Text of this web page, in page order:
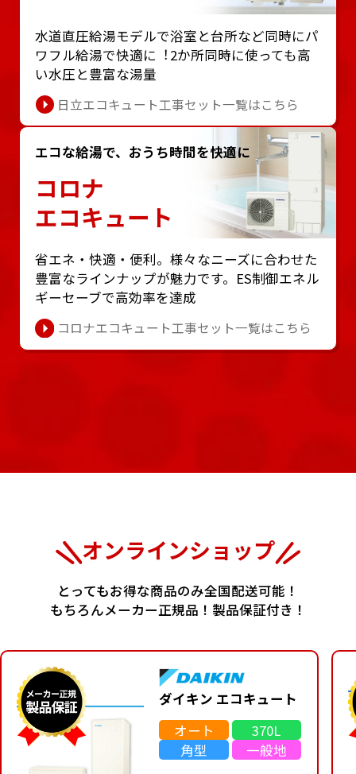
⽔道直圧給湯モデルで浴室と台所など同時にパ
ワフル給湯で快適に︕2か所同時に使っても⾼
い⽔圧と豊富な湯量
日立エコキュート工事セット一覧はこちら
エコな給湯で、おうち時間を快適に
コロナ
エコキュート
省エネ・快適・便利。様々なニーズに合わせた
豊富なラインナップが魅⼒です。ES制御エネル
ギーセーブで⾼効率を達成
コロナエコキュート工事セット一覧はこちら
オンラインショップ
とってもお得な商品のみ全国配送可能！
もちろんメーカー正規品！製品保証付き！
ダイキン エコキュート
オート
370L
角型
一般地